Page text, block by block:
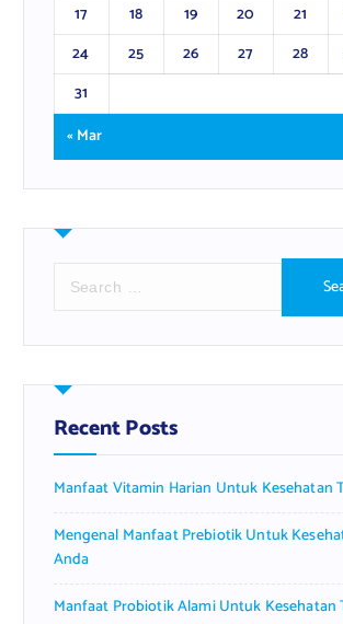
17
18 19 20 21
24
25 26 27 28
31
« Mar
r
h
f
o
:
Recent Posts
Manfaat Vitamin Harian Untuk Kesehatan
Mengenal Manfaat Prebiotik Untuk
Anda
Manfaat Probiotik Alami Untuk Kesehatan